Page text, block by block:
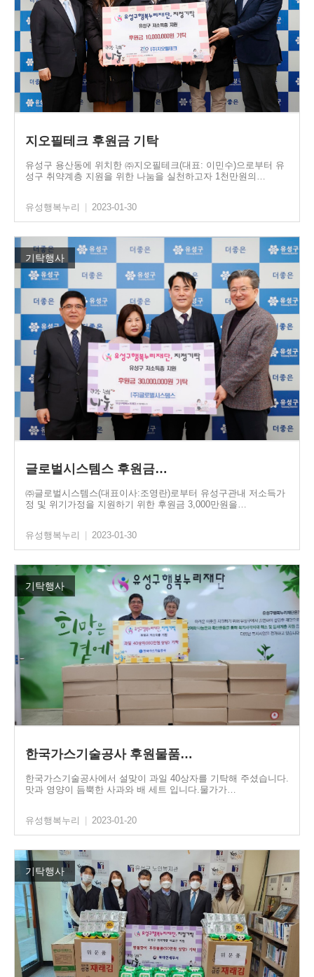
지오필테크 후원금 기탁
유성구 용산동에 위치한 ㈜지오필테크(대표: 이민수)으로부터 유
성구 취약계층 지원을 위한 나눔을 실천하고자 1천만원의…
유성행복누리 2023-01-30
기탁행사
글로벌시스템스 후원금…
㈜글로벌시스템스(대표이사:조영란)로부터 유성구관내 저소득가
정 및 위기가정을 지원하기 위한 후원금 3,000만원을…
유성행복누리 2023-01-30
기탁행사
한국가스기술공사 후원물품…
한국가스기술공사에서 설맞이 과일 40상자를 기탁해 주셨습니다.
맛과 영양이 듬뿍한 사과와 배 세트 입니다.물가가…
유성행복누리 2023-01-20
기탁행사